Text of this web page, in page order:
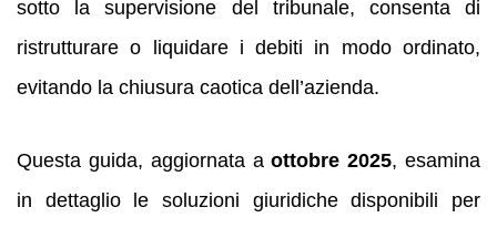
sotto la supervisione del tribunale, consenta di
ristrutturare o liquidare i debiti in modo ordinato,
evitando la chiusura caotica dell’azienda.
Questa guida, aggiornata aottobre 2025, esamina
in dettaglio le soluzioni giuridiche disponibili per